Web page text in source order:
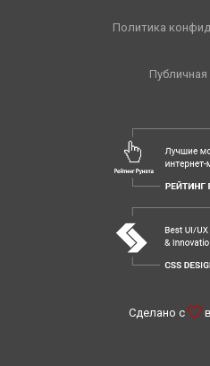
Политика
Сделано с в